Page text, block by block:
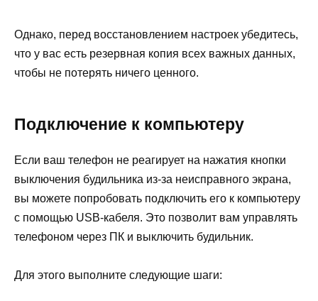
Однако, перед восстановлением настроек убедитесь,
что у вас есть резервная копия всех важных данных,
чтобы не потерять ничего ценного.
Подключение к компьютеру
Если ваш телефон не реагирует на нажатия кнопки
выключения будильника из-за неисправного экрана,
вы можете попробовать подключить его к компьютеру
с помощью USB-кабеля. Это позволит вам управлять
телефоном через ПК и выключить будильник.
Для этого выполните следующие шаги: